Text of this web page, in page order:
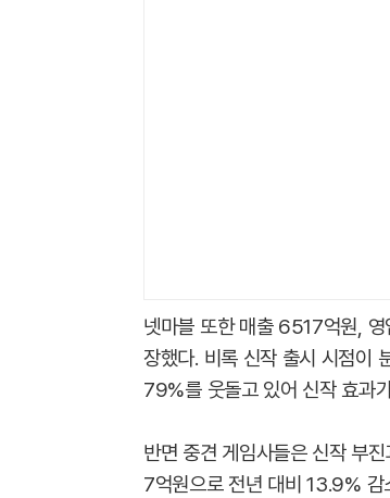
넷마블 또한 매출 6517억원,
장했다. 비록 신작 출시 시점이
79%를 웃돌고 있어 신작 효과
반면 중견 게임사들은 신작 부
7억원으로 전년 대비 13.9% 감